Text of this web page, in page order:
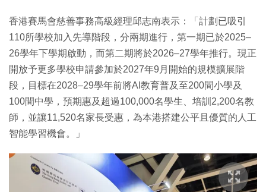
香港賽馬會慈善事務高級經理邱志南表示：「計劃已吸引
110所學校加入先導階段，分兩期進行，第一期已於2025–
26學年下學期啟動，而第二期將於2026–27學年推行。現正
開放予更多學校申請參加於2027年9月開始的規模擴展階
段，目標在2028–29學年前將AI教育普及至200間小學及
100間中學，預期惠及超過100,000名學生、培訓2,200名教
師，並讓11,520名家長受惠，為本港搭建公平且優質的人工
智能學習機會。」